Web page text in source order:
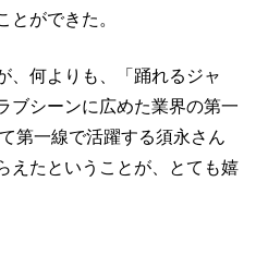
とができた。
、何よりも、「踊れるジャ
ブシーンに広めた業界の第一
第一線で活躍する須永さん
えたということが、とても嬉